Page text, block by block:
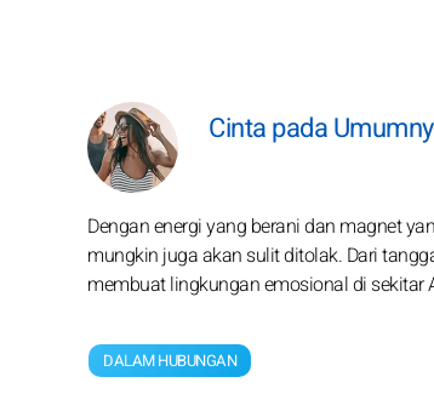
Cinta pada
Dengan energi yang berani dan magnet
mungkin juga akan sulit ditolak. Dari
membuat lingkungan emosional di
DALAM HUBUNGAN